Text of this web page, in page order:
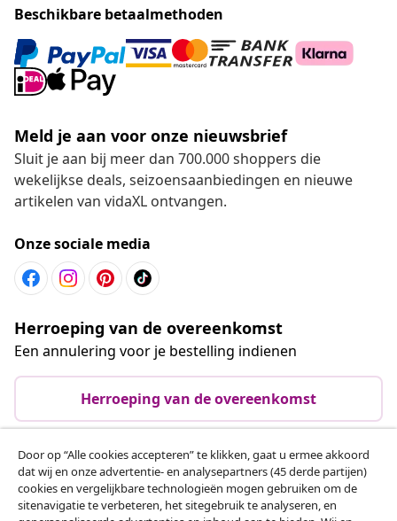
Beschikbare betaalmethoden
Meld je aan voor onze nieuwsbrief
Sluit je aan bij meer dan 700.000 shoppers die
wekelijkse deals, seizoensaanbiedingen en nieuwe
artikelen van vidaXL ontvangen.
Onze sociale media
Herroeping van de overeenkomst
Een annulering voor je bestelling indienen
Herroeping van de overeenkomst
Klantenservice
Door op “Alle cookies accepteren” te klikken, gaat u ermee akkoord
dat wij en onze advertentie- en analysepartners (45 derde partijen)
cookies en vergelijkbare technologieën mogen gebruiken om de
sitenavigatie te verbeteren, het sitegebruik te analyseren, en